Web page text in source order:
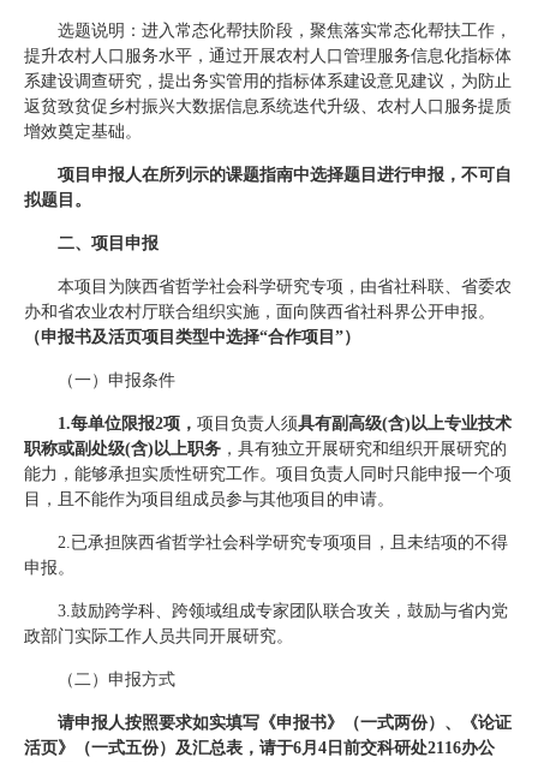
选题说明：进入常态化帮扶阶段，聚焦落实常态化帮扶工作，
提升农村人口服务水平，通过开展农村人口管理服务信息化指标体
系建设调查研究，提出务实管用的指标体系建设意见建议，为防止
返贫致贫促乡村振兴大数据信息系统迭代升级、农村人口服务提质
增效奠定基础。
项目申报人在所列示的课题指南中选择题目进行申报，不可自
拟题目。
二、项目申报
本项目为陕西省哲学社会科学研究专项，由省社科联、省委农
办和省农业农村厅联合组织实施，面向陕西省社科界公开申报。
（申报书及活页项目类型中选择“合作项目”）
（一）申报条件
1.每单位限报2项， 项目负责人须具有副高级(含)以上专业技术
职称或副处级(含)以上职务 ，具有独立开展研究和组织开展研究的
能力，能够承担实质性研究工作。项目负责人同时只能申报一个项
目，且不能作为项目组成员参与其他项目的申请。
2.已承担陕西省哲学社会科学研究专项项目，且未结项的不得
申报。
3.鼓励跨学科、跨领域组成专家团队联合攻关，鼓励与省内党
政部门实际工作人员共同开展研究。
（二）申报方式
请申报人按照要求如实填写《申报书》（一式两份）、《论证
活页》（一式五份）及汇总表，请于6月 4 日前交科研处2116办公